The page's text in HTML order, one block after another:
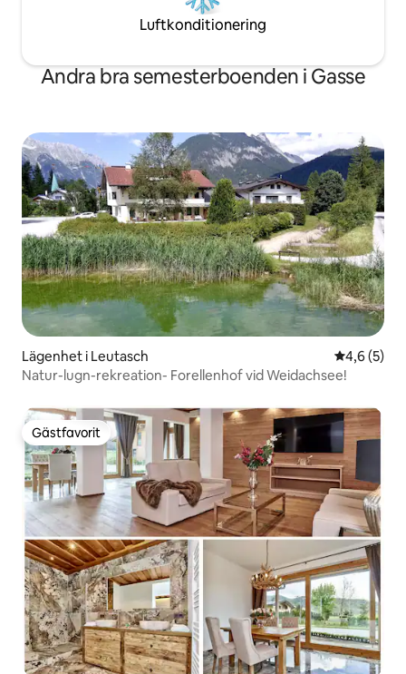
Luftkonditionering
Andra bra semesterboenden i Gasse
Lägenhet i Leutasch 4,6 av 5 i
4,6 (5)
Natur-lugn-rekreation- Forellenhof vid Weidachsee!
Gästfavorit
Gästfavorit